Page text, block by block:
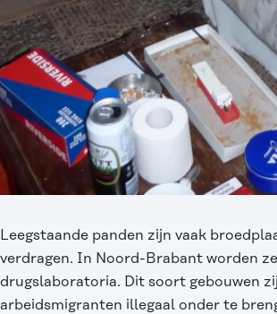
Leegstaande panden zijn vaak
verdragen. In Noord-Brabant worden
drugslaboratoria. Dit soort gebouwen
arbeidsmigranten illegaal onder te